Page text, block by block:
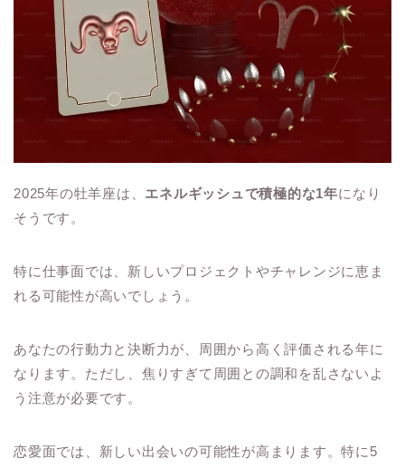
2025年の牡羊座は、 エネルギッシュで積極的な1年になり
そうです。
特に仕事面では、新しいプロジェクトやチャレンジに恵ま
れる可能性が高いでしょう。
あなたの行動力と決断力が、周囲から高く評価される年に
なります。ただし、焦りすぎて周囲との調和を乱さないよ
う注意が必要です。
恋愛面では、新しい出会いの可能性が高まります。特に5